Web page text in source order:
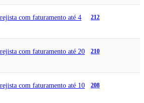
com faturamento até 4
212
com faturamento até 20
210
com faturamento até 10
208